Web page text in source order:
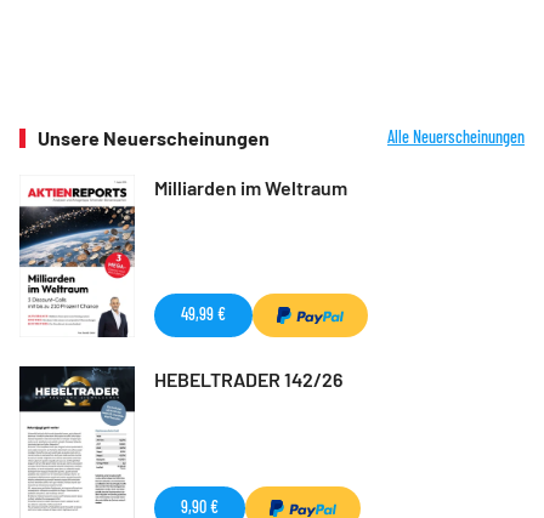
Unsere Neuerscheinungen Alle Neuerscheinungen
Milliarden im Weltraum
49,99 €
HEBELTRADER 142/26
9,90 €